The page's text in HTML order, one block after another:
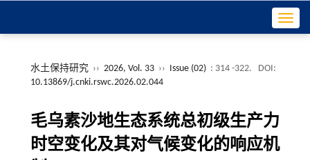
水土保持研究 ›› 2026, Vol. 33 ›› Issue (02) : 314 -322.
DOI:
10.13869/j.cnki.rswc.2026.02.044
毛乌素沙地生态系统总初级生产力
时空变化及其对气候变化的响应机